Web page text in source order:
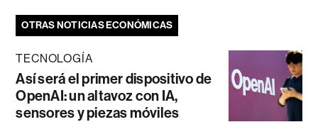
OTRAS NOTICIAS ECONÓMICAS
TECNOLOGÍA
Así será el primer dispositivo de
OpenAI: un altavoz con IA,
sensores y piezas móviles